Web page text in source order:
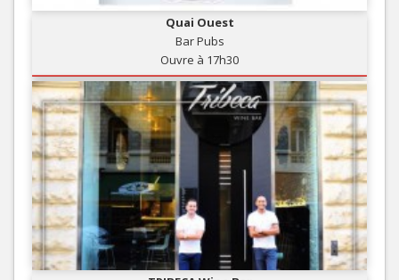
Quai Ouest
Bar Pubs
Ouvre à 17h30